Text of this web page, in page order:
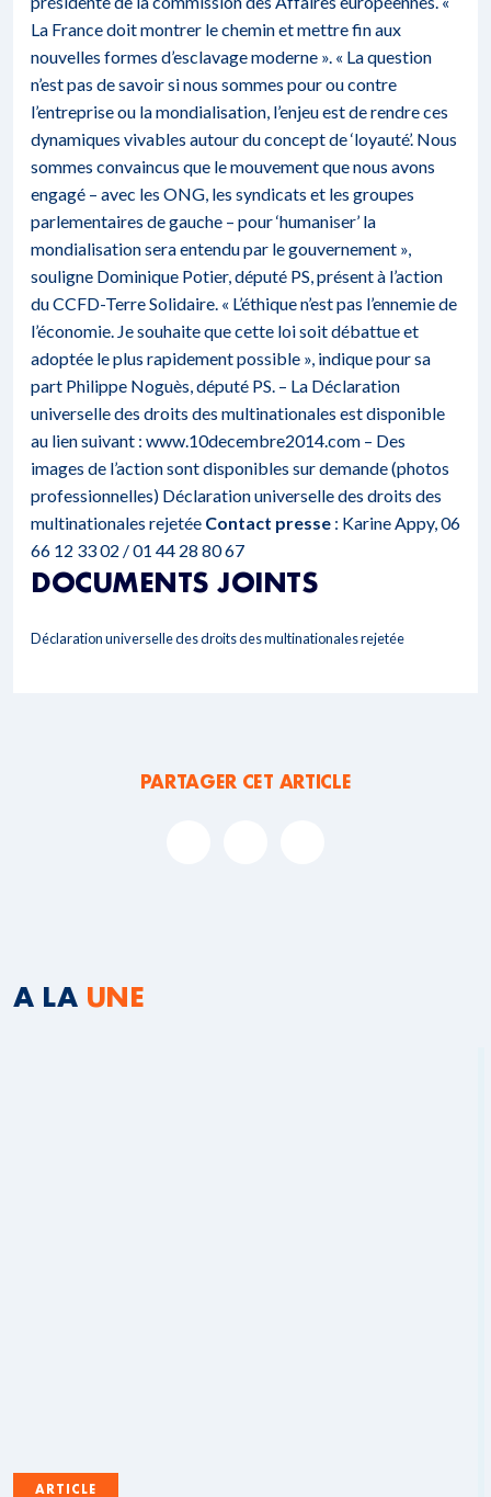
La France doit montrer le chemin et mettre fin aux
nouvelles formes d’esclavage moderne ». « La question
n’est pas de savoir si nous sommes pour ou contre
l’entreprise ou la mondialisation, l’enjeu est de rendre ces
dynamiques vivables autour du concept de ‘loyauté’. Nous
sommes convaincus que le mouvement que nous avons
engagé – avec les ONG, les syndicats et les groupes
parlementaires de gauche – pour ‘humaniser’ la
mondialisation sera entendu par le gouvernement »,
souligne Dominique Potier, député PS, présent à l’action
du CCFD-Terre Solidaire. « L’éthique n’est pas l’ennemie de
l’économie. Je souhaite que cette loi soit débattue et
adoptée le plus rapidement possible », indique pour sa
part Philippe Noguès, député PS. – La Déclaration
universelle des droits des multinationales est disponible
au lien suivant : www.10decembre2014.com – Des
images de l’action sont disponibles sur demande (photos
professionnelles) Déclaration universelle des droits des
multinationales rejetée Contact presse : Karine Appy, 06
66 12 33 02 / 01 44 28 80 67
DOCUMENTS JOINTS
Déclaration universelle des droits des multinationales rejetée
PARTAGER CET ARTICLE
A LA UNE
ARTICLE